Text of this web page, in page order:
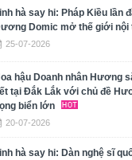
hà say hi: Pháp Kiều lần
Domic mở thế giới nội
25-07-2026
hậu Doanh nhân Hương
tại Đắk Lắk với chủ đề
biển lớn
20-07-2026
hà say hi: Dàn nghệ sĩ